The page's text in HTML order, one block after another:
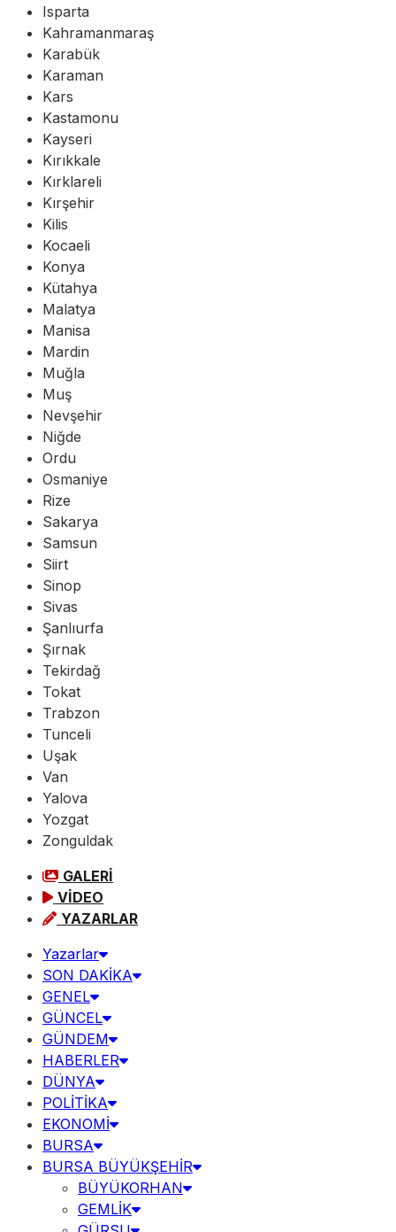
Isparta
Kahramanmaraş
Karabük
Karaman
Kars
Kastamonu
Kayseri
Kırıkkale
Kırklareli
Kırşehir
Kilis
Kocaeli
Konya
Kütahya
Malatya
Manisa
Mardin
Muğla
Muş
Nevşehir
Niğde
Ordu
Osmaniye
Rize
Sakarya
Samsun
Siirt
Sinop
Sivas
Şanlıurfa
Şırnak
Tekirdağ
Tokat
Trabzon
Tunceli
Uşak
Van
Yalova
Yozgat
Zonguldak
GALERİ
VİDEO
YAZARLAR
Yazarlar
SON DAKİKA
GENEL
GÜNCEL
GÜNDEM
HABERLER
DÜNYA
POLİTİKA
EKONOMİ
BURSA
BURSA BÜYÜKŞEHİR
BÜYÜKORHAN
GEMLİK